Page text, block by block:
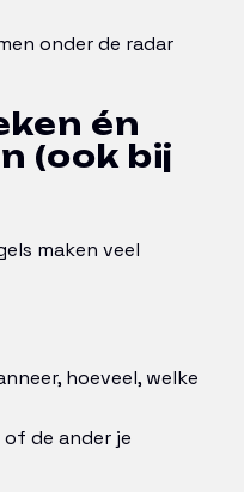
onder de radar
én
(ook bij
maken veel
hoeveel, welke
de ander je